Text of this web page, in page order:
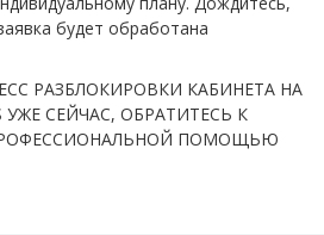
будет обработана
РАЗБЛОКИРОВКИ КАБИНЕТА НА
УЖЕ СЕЙЧАС, ОБРАТИТЕСЬ К
ПОМОЩЬЮ